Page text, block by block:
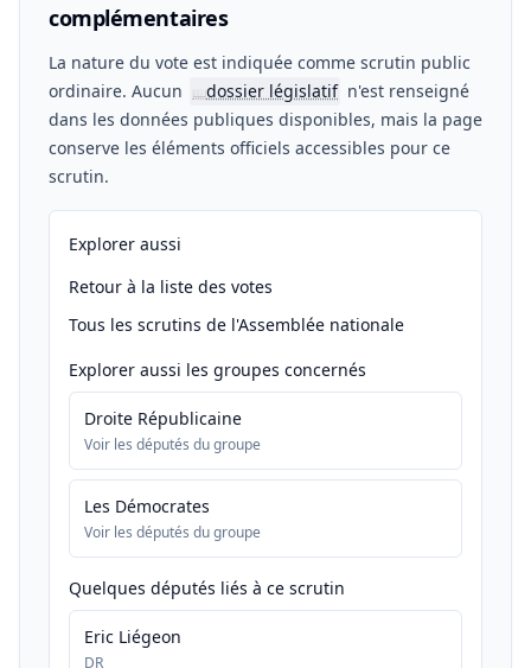
complémentaires
La nature du vote est indiquée comme scrutin public
ordinaire. Aucun
📖dossier législatif n'est renseigné
dans les données publiques disponibles, mais la page
conserve les éléments officiels accessibles pour ce
scrutin.
Explorer aussi
Retour à la liste des votes
Tous les scrutins de l'Assemblée nationale
Explorer aussi les groupes concernés
Droite Républicaine
Voir les députés du groupe
Les Démocrates
Voir les députés du groupe
Quelques députés liés à ce scrutin
Eric Liégeon
DR